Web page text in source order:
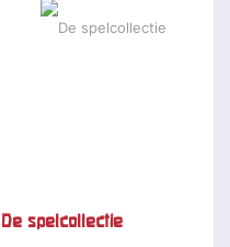
De spelcollectie